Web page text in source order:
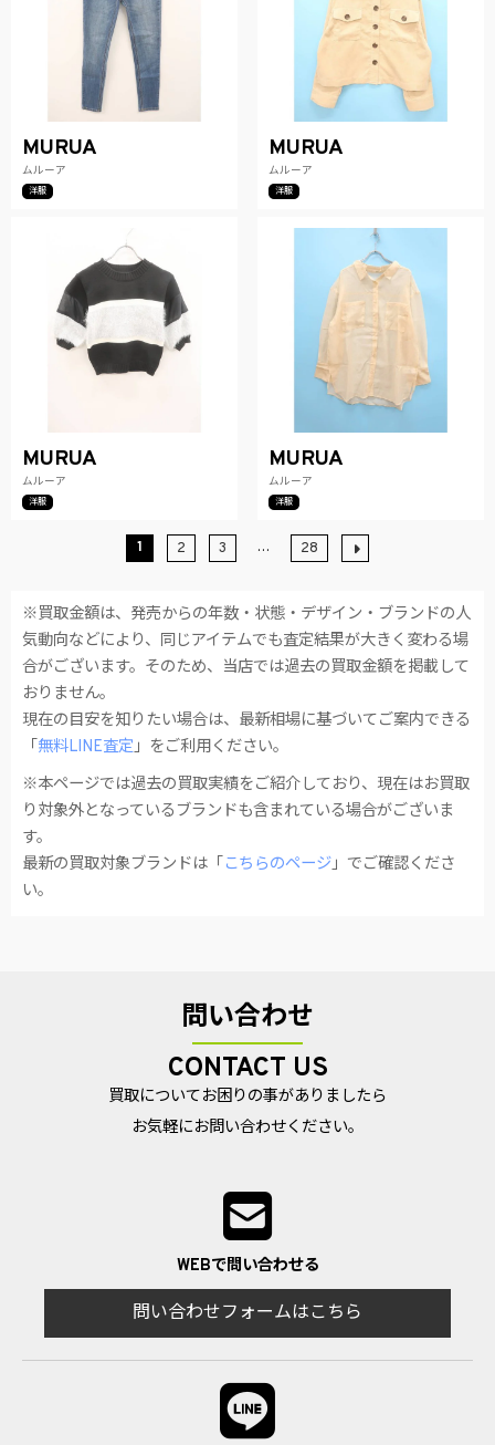
MURUA
ムルーア
洋服
MURUA
ムルーア
洋服
MURUA
ムルーア
洋服
MURUA
ムルーア
洋服
1 2 3 … 28
※買取金額は、発売からの年数・状態・デザイン・ブランドの人
気動向などにより、同じアイテムでも査定結果が大きく変わる場
合がございます。そのため、当店では過去の買取金額を掲載して
おりません。
現在の目安を知りたい場合は、最新相場に基づいてご案内できる
「 無料LINE査定」をご利用ください。
※本ページでは過去の買取実績をご紹介しており、現在はお買取
り対象外となっているブランドも含まれている場合がございま
す。
最新の買取対象ブランドは「 こちらのページ」でご確認くださ
い。
問い合わせ
CONTACT US
買取についてお困りの事がありましたら
お気軽にお問い合わせください。
WEBで問い合わせる
問い合わせフォームはこちら